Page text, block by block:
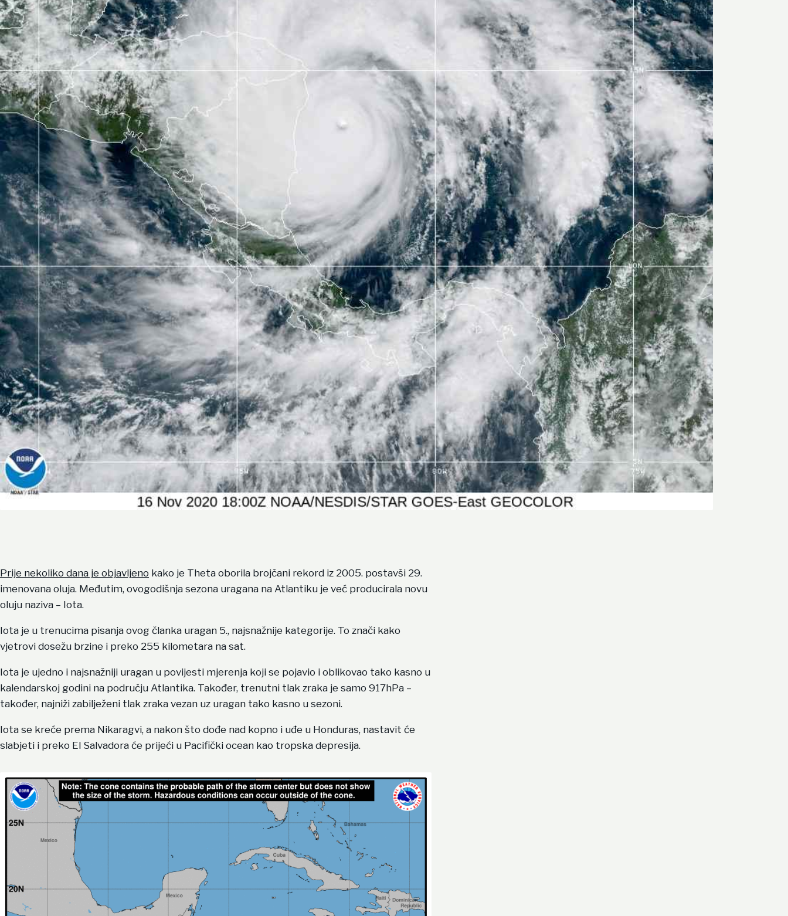
Prije nekoliko dana je objavljeno kako je Theta oborila brojčani rekord iz 2005. postavši 29.
imenovana oluja. Međutim, ovogodišnja sezona uragana na Atlantiku je već producirala novu
oluju naziva – Iota.
Iota je u trenucima pisanja ovog članka uragan 5., najsnažnije kategorije. To znači kako
vjetrovi dosežu brzine i preko 255 kilometara na sat.
Iota je ujedno i najsnažniji uragan u povijesti mjerenja koji se pojavio i oblikovao tako kasno u
kalendarskoj godini na području Atlantika. Također, trenutni tlak zraka je samo 917hPa –
također, najniži zabilježeni tlak zraka vezan uz uragan tako kasno u sezoni.
Iota se kreće prema Nikaragvi, a nakon što dođe nad kopno i uđe u Honduras, nastavit će
slabjeti i preko El Salvadora će prijeći u Pacifički ocean kao tropska depresija.